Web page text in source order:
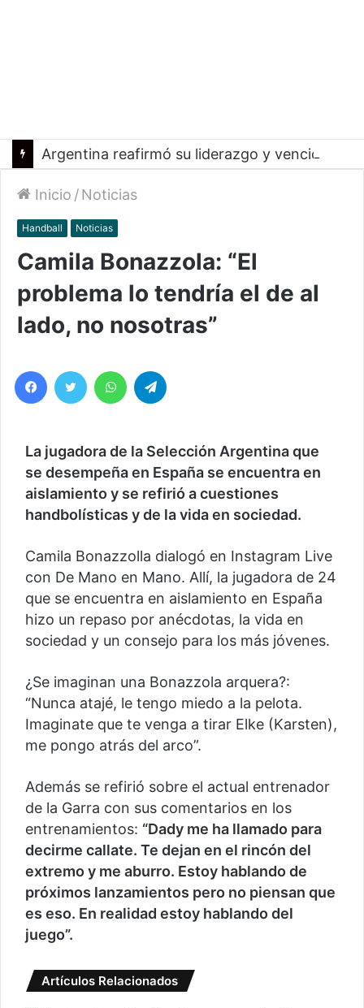
Inicio /Noticias
Handball Noticias
Camila Bonazzola: “El
problema lo tendría el de al
lado, no nosotras”
Facebook
Twitter WhatsApp
La jugadora de la Selección Argentina que
se desempeña en España se encuentra en
aislamiento y se refirió a cuestiones
handbolísticas y de la vida en sociedad.
Camila Bonazzolla dialogó en Instagram Live
con De Mano en Mano. Allí, la jugadora de 24
que se encuentra en aislamiento en España
hizo un repaso por anécdotas, la vida en
sociedad y un consejo para los más jóvenes.
¿Se imaginan una Bonazzola arquera?:
“Nunca atajé, le tengo miedo a la pelota.
Imaginate que te venga a tirar Elke (Karsten),
me pongo atrás del arco”.
Además se refirió sobre el actual entrenador
de la Garra con sus comentarios en los
entrenamientos: “Dady me ha llamado para
decirme callate. Te dejan en el rincón del
extremo y me aburro. Estoy hablando de
próximos lanzamientos pero no piensan que
es eso. En realidad estoy hablando del
juego”.
Artículos Relacionados